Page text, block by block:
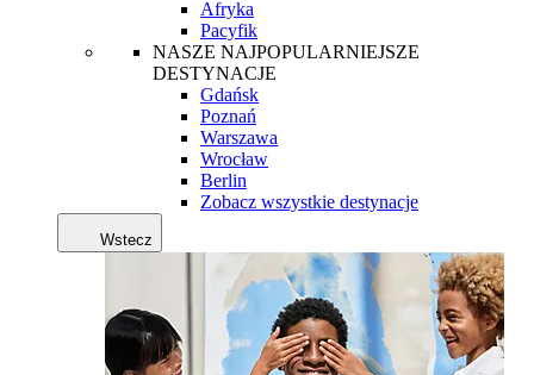
Afryka
Pacyfik
NASZE NAJPOPULARNIEJSZE
DESTYNACJE
Gdańsk
Poznań
Warszawa
Wrocław
Berlin
Zobacz wszystkie destynacje
Wstecz